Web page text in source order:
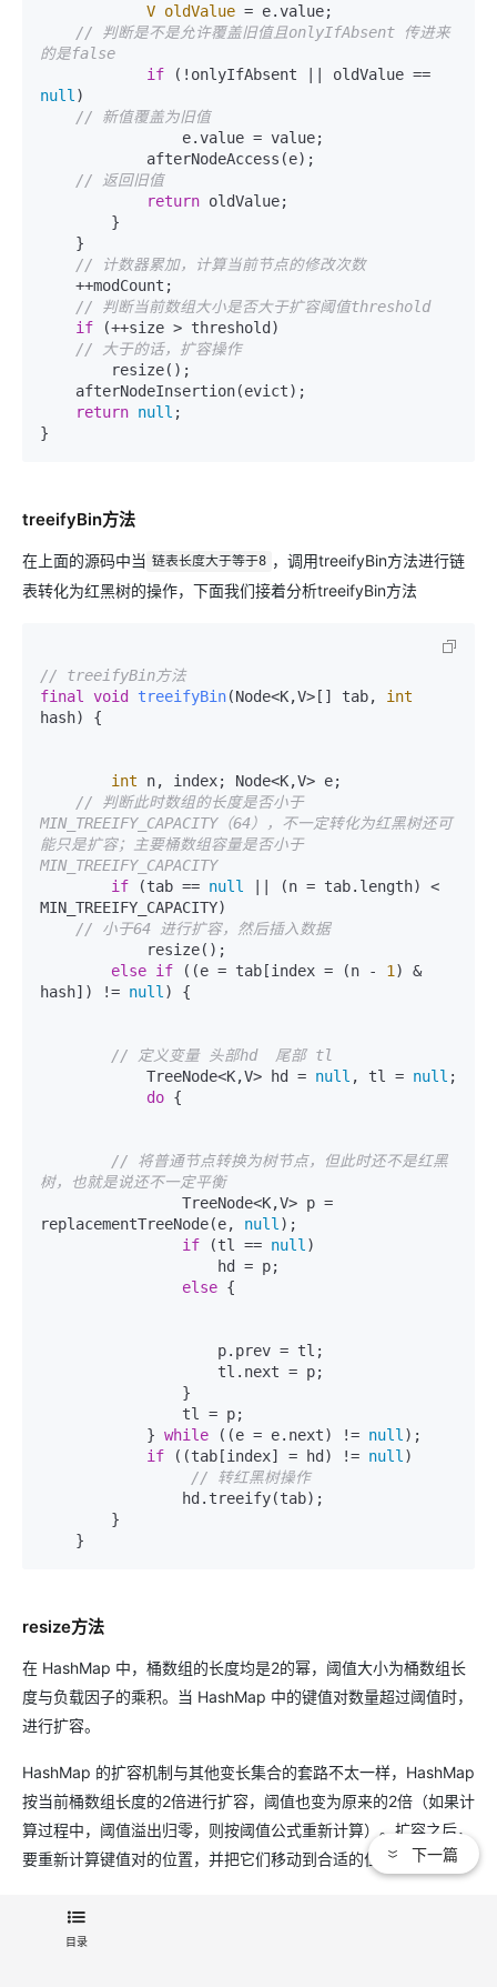
V oldValue = e.value;
// 判断是不是允许覆盖旧值且onlyIfAbsent 传进来
的是false
if
null )
// 新值覆盖为旧值
// 返回旧值
return oldValue;
// 计数器累加，计算当前节点的修改次数
// 判断当前数组大小是否大于扩容阈值threshold
if (++size > threshold)
// 大于的话，扩容操作
return null ;
treeifyBin方法
在上面的源码中当 链表长度大于等于8 ，调用treeifyBin方法进行链
表转化为红黑树的操作，下面我们接着分析treeifyBin方法
// treeifyBin方法
final
void treeifyBin(Node<K,V>[] tab, int
hash)
{
int n, index; Node<K,V> e;
// 判断此时数组的长度是否小于
MIN_TREEIFY_CAPACITY（64），不一定转化为红黑树还可
能只是扩容；主要桶数组容量是否小于
MIN_TREEIFY_CAPACITY
if (tab == null
|| (n = tab.length) <
MIN_TREEIFY_CAPACITY)
// 小于64 进行扩容，然后插入数据
else if ((e = tab[index = (n - 1 ) &
hash]) != null ) {
// 定义变量 头部hd  尾部 tl
            TreeNode<K,V> hd =
null , tl = null ;
do {
// 将普通节点转换为树节点，但此时还不是红黑
树，也就是说还不一定平衡
replacementTreeNode(e, null );
if (tl == null )
else {
            }
while ((e = e.next) != null );
if ((tab[index] = hd) != null )
// 转红黑树操作
resize方法
在 HashMap 中，桶数组的长度均是2的幂，阈值大小为桶数组长
度与负载因子的乘积。当 HashMap 中的键值对数量超过阈值时，
进行扩容。
HashMap 的扩容机制与其他变长集合的套路不太一样，HashMap
按当前桶数组长度的2倍进行扩容，阈值也变为原来的2倍（如果计
算过程中，阈值溢出归零，则按阈值公式重新计算）。扩容之后，
要重新计算键值对的位置，并把它们移动到合适的位置上去。
目录
下一篇